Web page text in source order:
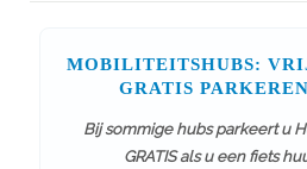
MOBILITEITSHUBS:
GRATIS PARKEREN
Bij sommige hubs parkeert u
GRATIS als u een fiets